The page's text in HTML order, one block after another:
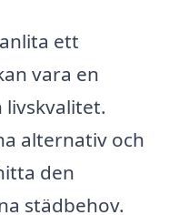
ett
vara en
alternativ och
den
städbehov.